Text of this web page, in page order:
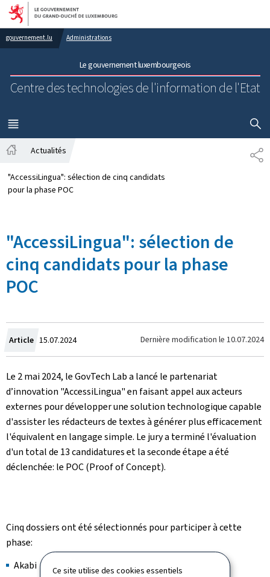
Ce site utilise des cookies essentiels
Aller au menu principal
Aller au contenu
gouvernement.lu Administrations
Le gouvernement luxembourgeois
Centre des technologies de l'information de l'Etat
MENU
PRINCIPAL
Actualités
"AccessiLingua": sélection de cinq candidats
pour la phase POC
"AccessiLingua": sélection de
cinq candidats pour la phase
POC
Article Crée
le
15.07.2024 Dernière modification le 10.07.2024
Le 2 mai 2024, le GovTech Lab a lancé le partenariat
d’innovation "AccessiLingua" en faisant appel aux acteurs
externes pour développer une solution technologique capable
d'assister les rédacteurs de textes à générer plus efficacement
l'équivalent en langage simple. Le jury a terminé l'évaluation
d'un total de 13 candidatures et la seconde étape a été
déclenchée: le POC (Proof of Concept).
Cinq dossiers ont été sélectionnés pour participer à cette
phase:
Akabi